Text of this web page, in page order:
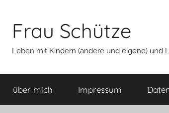
springen
Frau Schütze
Leben mit Kindern (andere und eigene) und
über mich Impressum